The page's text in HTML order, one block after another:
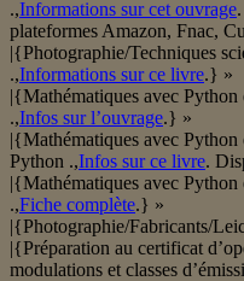
.,Informations sur cet ouvrage
plateformes Amazon, Fnac,
|{Photographie/Techniques
.,Informations sur ce livre.} »
|{Mathématiques avec
.,Infos sur l’ouvrage.} »
|{Mathématiques avec
Python .,Infos sur ce livre.
|{Mathématiques avec
.,Fiche complète.} »
|{Photographie/Fabricants/
|{Préparation au certificat
modulations et classes